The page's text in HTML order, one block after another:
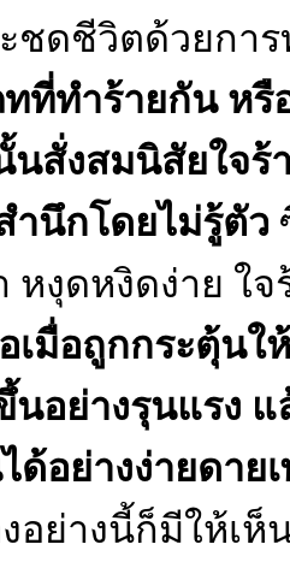
ชดชีวิตด้วยการ
ทที่ทำร้ายกัน ห
นสั่งสมนิสัยใจร้
ำนึกโดยไม่รู้ตัว
หงุดหงิดง่าย ใ
เมื่อถูกกระตุ้นใ
นอย่างรุนแรง
ด้อย่างง่ายดาย
งอย่างนี้ก็มีให้เ